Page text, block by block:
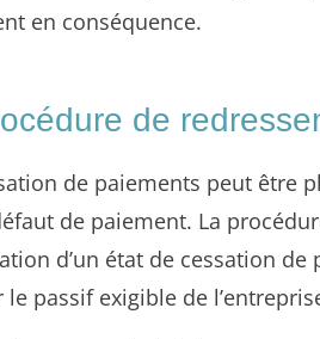
en conséquence.
de
de paiements peut être
de paiement. La
d’un état de cessation
passif exigible de